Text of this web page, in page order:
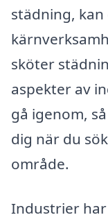
städning,
sköter
aspekter av
gå igenom,
dig när du
område.
Industrier